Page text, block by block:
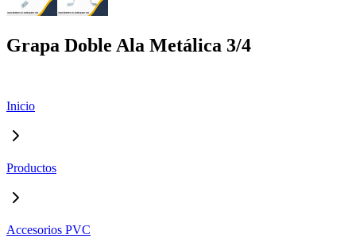
Grapa Doble Ala Metálica 3/4
Inicio
Productos
Accesorios PVC